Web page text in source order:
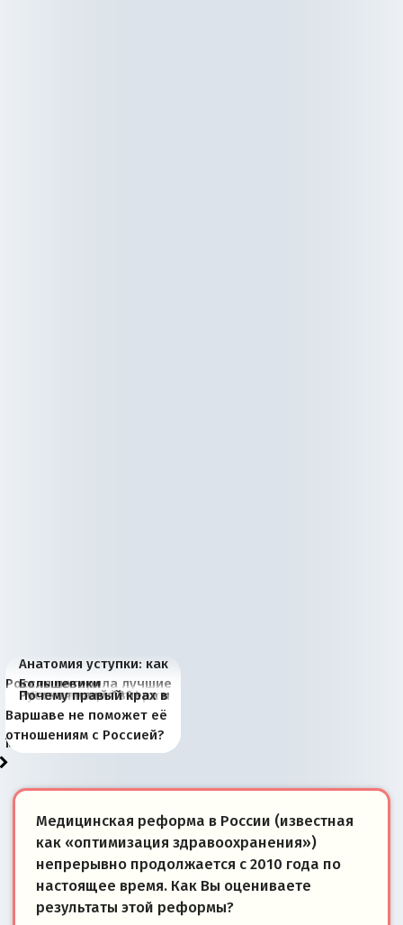
Анатомия уступки: как
Россия потеряла лучшие
рыбопромысловые
районы Баренцева
моря
Большевики
отличаются от «Яблока»
тем, что они -
победители
Киевская марионетка
Запада рассказала о
«переобувании» хозяев
В России назрели
перемены: 15 шагов к
суверенной экономике
Миграционный пожар
Европы
Россия начинает
сбрасывать балласт
Анкориджа
Россия зимой 1904
года: первые уступки во
внутренней политике
Русская нация вчера и
сегодня
Почему правый крах в
Варшаве не поможет её
отношениям с Россией?
Медицинская реформа в России (известная
как «оптимизация здравоохранения»)
непрерывно продолжается с 2010 года по
настоящее время. Как Вы оцениваете
результаты этой реформы?